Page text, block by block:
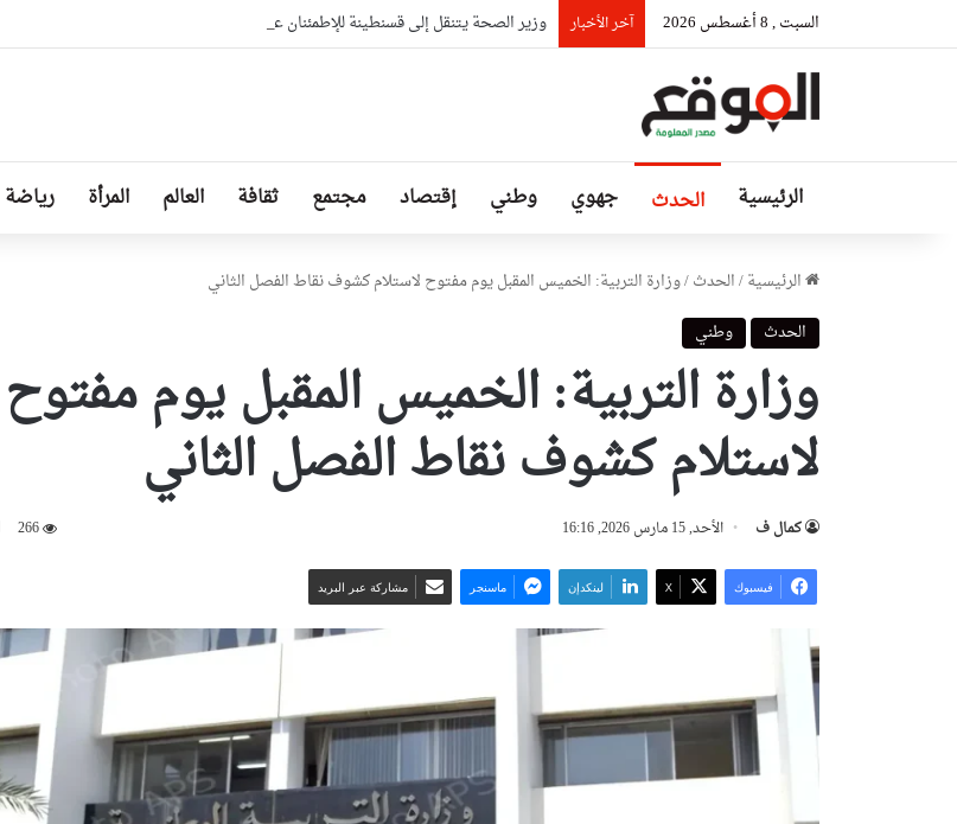
السبت , 8 أغسطس 2026 آخر الأخبار وزير الصحة يتنقل إلى قسنطينة للإطمئنان على مصابي حادث انقلاب حافلة
الرئيسية الحدث جهوي وطني إقتصاد مجتمع ثقافة العالم المرأة رياضة
الرئيسية/الحدث/وزارة التربية: الخميس المقبل يوم مفتوح لاستلام كشوف نقاط الفصل الثاني
الحدث
وطني
وزارة التربية: الخميس المقبل يوم مفتوح
لاستلام كشوف نقاط الفصل الثاني
كمال ف الأحد, 15 مارس 2026, 16:16 266
فيسبوك ‫X لينكدإن ماسنجر مشاركة عبر البريد